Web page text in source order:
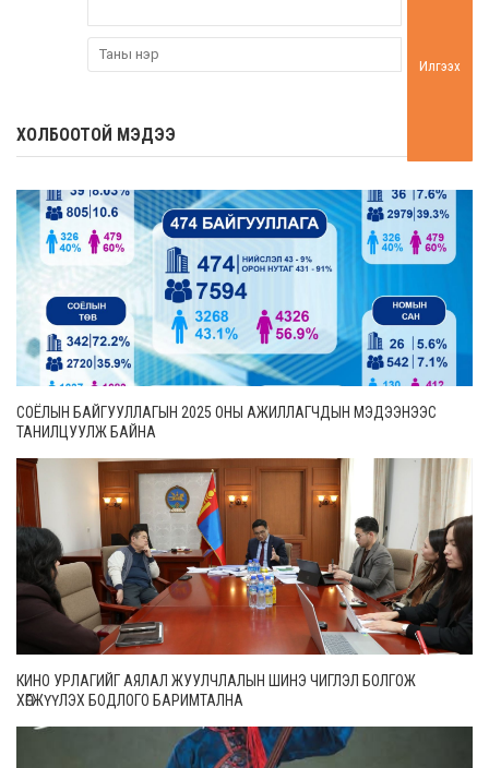
Илгээх
ХОЛБООТОЙ МЭДЭЭ
СОЁЛЫН БАЙГУУЛЛАГЫН 2025 ОНЫ АЖИЛЛАГЧДЫН МЭДЭЭНЭЭС
ТАНИЛЦУУЛЖ БАЙНА
КИНО УРЛАГИЙГ АЯЛАЛ ЖУУЛЧЛАЛЫН ШИНЭ ЧИГЛЭЛ БОЛГОЖ
ХӨГЖҮҮЛЭХ БОДЛОГО БАРИМТАЛНА